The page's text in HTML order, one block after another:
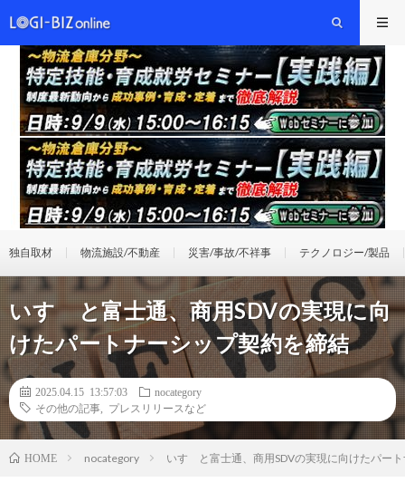
独自取材 物流施設/不動産 災害/事故/不祥事 テクノロジー/製品
いすゞと富士通、商用SDVの実現に向
けたパートナーシップ契約を締結
2025.04.15 13:57:03
nocategory
その他の記事
プレスリリースなど
HOME nocategory いすゞと富士通、商用SDVの実現に向けたパー